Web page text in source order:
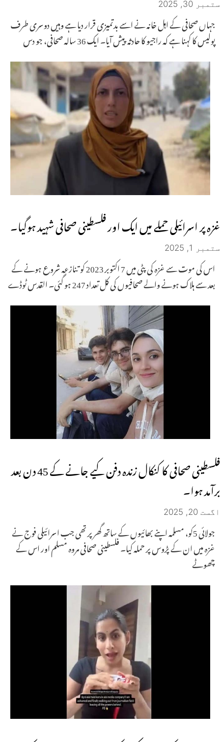
ستمبر 30, 2025
جہاں صحافی کے اہل خانہ نے اسے بدتمیزی قرار دیا ہے وہیں دوسری طرف
پولیس کا کہنا ہے کہ راجیو کا حادثہ پیش آیا۔ ایک 36 سالہ صحافی، جو دس
غزہ پر اسرائیلی حملے میں ایک اور فلسطینی صحافی شہید ہوگیا۔
ستمبر 1, 2025
اس کی موت سے غزہ کی پٹی میں 7 اکتوبر 2023 کو تنازعہ شروع ہونے کے
بعد سے ہلاک ہونے والے صحافیوں کی کل تعداد 247 ہو گئی۔ القدس ٹوڈے
فلسطینی صحافی کا کنکال زندہ دفن کیے جانے کے 45 دن بعد
برآمد ہوا۔
اگست 20, 2025
جولائی 5کو، مسلمہ اپنے بھائیوں کے ساتھ گھر پر تھی جب اسرائیلی فوج نے
غزہ میں ان کے پڑوس پر حملہ کیا۔ فلسطینی صحافی مروہ مسلم اور اس کے
چھوٹے